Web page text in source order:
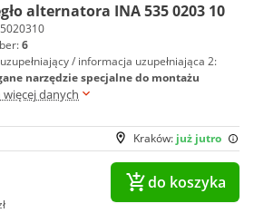
alternatora INA 535 0203 10
6
/ informacja uzupełniająca 2:
narzędzie specjalne do montażu
więcej danych
Kraków: już jutro
do koszyka